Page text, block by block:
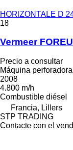
HORIZONTALE D
18
Vermeer
Precio a consultar
Máquina perforadora
2008
4.800 m/h
Combustible diésel
Francia, Lillers
STP TRADING
Contacte con el